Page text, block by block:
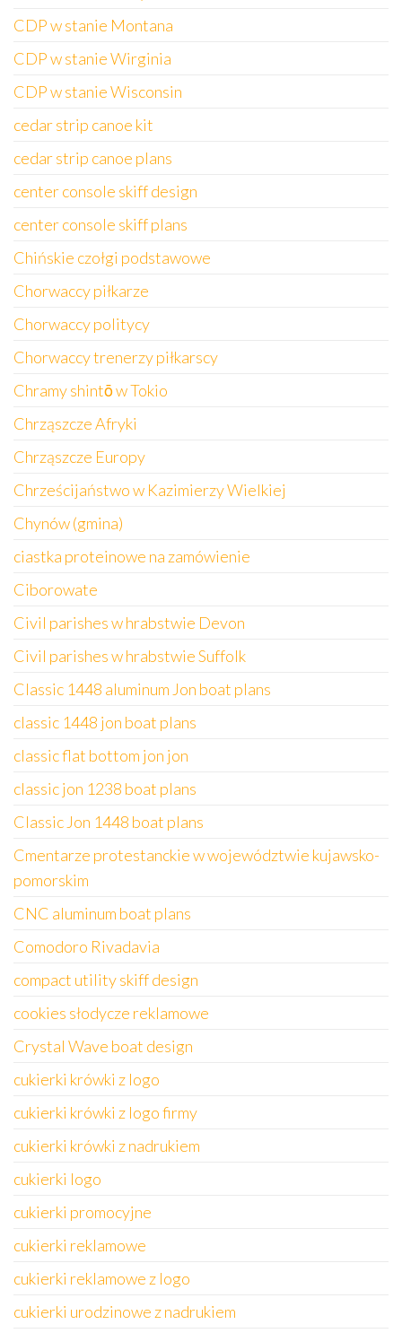
CDP w stanie Montana
CDP w stanie Wirginia
CDP w stanie Wisconsin
cedar strip canoe kit
cedar strip canoe plans
center console skiff design
center console skiff plans
Chińskie czołgi podstawowe
Chorwaccy piłkarze
Chorwaccy politycy
Chorwaccy trenerzy piłkarscy
Chramy shintō w Tokio
Chrząszcze Afryki
Chrząszcze Europy
Chrześcijaństwo w Kazimierzy Wielkiej
Chynów (gmina)
ciastka proteinowe na zamówienie
Ciborowate
Civil parishes w hrabstwie Devon
Civil parishes w hrabstwie Suffolk
Classic 1448 aluminum Jon boat plans
classic 1448 jon boat plans
classic flat bottom jon jon
classic jon 1238 boat plans
Classic Jon 1448 boat plans
Cmentarze protestanckie w województwie kujawsko-
pomorskim
CNC aluminum boat plans
Comodoro Rivadavia
compact utility skiff design
cookies słodycze reklamowe
Crystal Wave boat design
cukierki krówki z logo
cukierki krówki z logo firmy
cukierki krówki z nadrukiem
cukierki logo
cukierki promocyjne
cukierki reklamowe
cukierki reklamowe z logo
cukierki urodzinowe z nadrukiem